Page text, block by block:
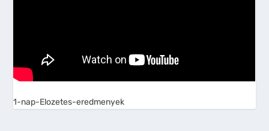
1-nap-Elozetes-eredmenyek